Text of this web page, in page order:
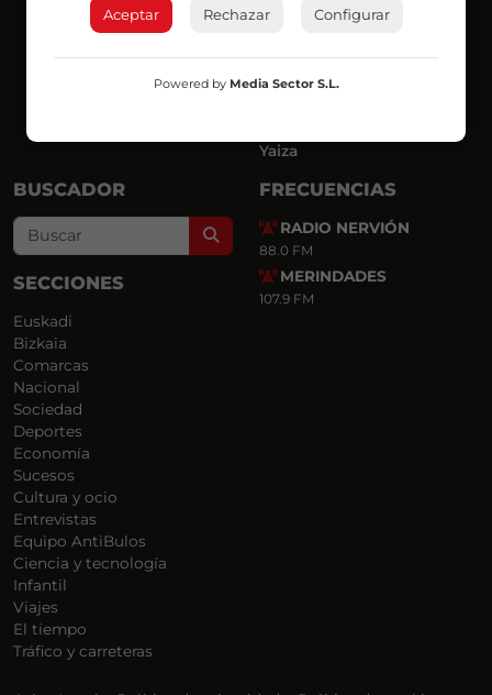
Joseba
Mar y Cielo
Miguel Ángel
Yaiza
BUSCADOR
Search
SECCIONES
Euskadi
Bizkaia
Comarcas
Nacional
Sociedad
Deportes
Economía
Sucesos
Cultura y ocio
Entrevistas
Equipo AntiBulos
Ciencia y tecnología
Infantil
Viajes
El tiempo
Tráfico y carreteras
FRECUENCIAS
RADIO NERVIÓN
88.0 FM
MERINDADES
107.9 FM
Aceptar Rechazar Configurar
Powered by Media Sector S.L.